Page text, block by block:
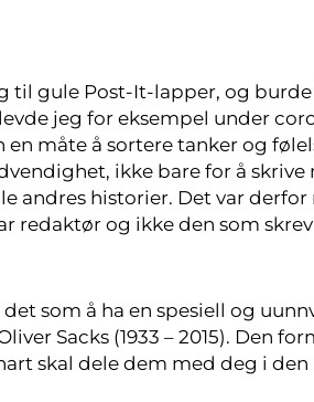
til gule Post-It-lapper, og
jeg for eksempel under
måte å sortere tanker og
ikke bare for å skrive
andres historier. Det var
redaktør og ikke den som
som å ha en spesiell og
Sacks (1933 – 2015). Den
skal dele dem med deg i